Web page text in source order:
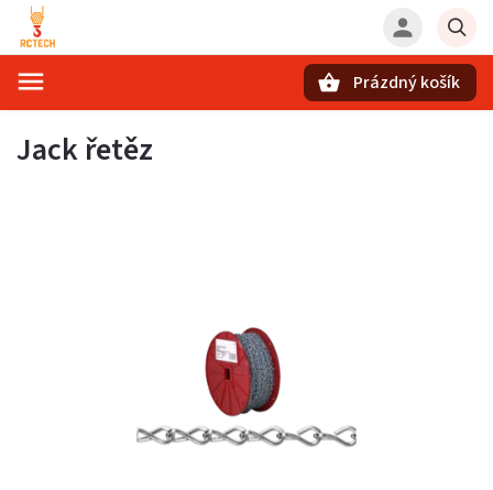
Prázdný košík
Jack řetěz